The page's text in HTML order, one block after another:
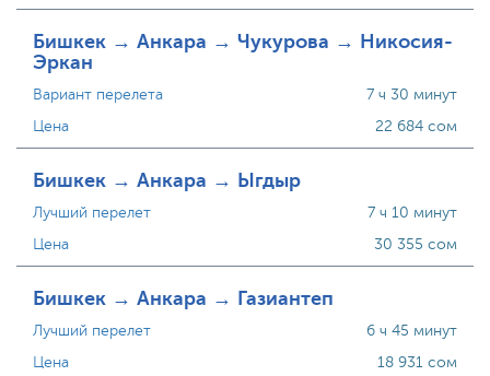
Бишкек → Анкара → Чукурова → Никосия-
Эркан
Вариант перелета
Цена
7 ч 30 минут
22 684 сом
Бишкек → Анкара → Ыгдыр
Лучший перелет
Цена
7 ч 10 минут
30 355 сом
Бишкек → Анкара → Газиантеп
Лучший перелет
Цена
6 ч 45 минут
18 931 сом